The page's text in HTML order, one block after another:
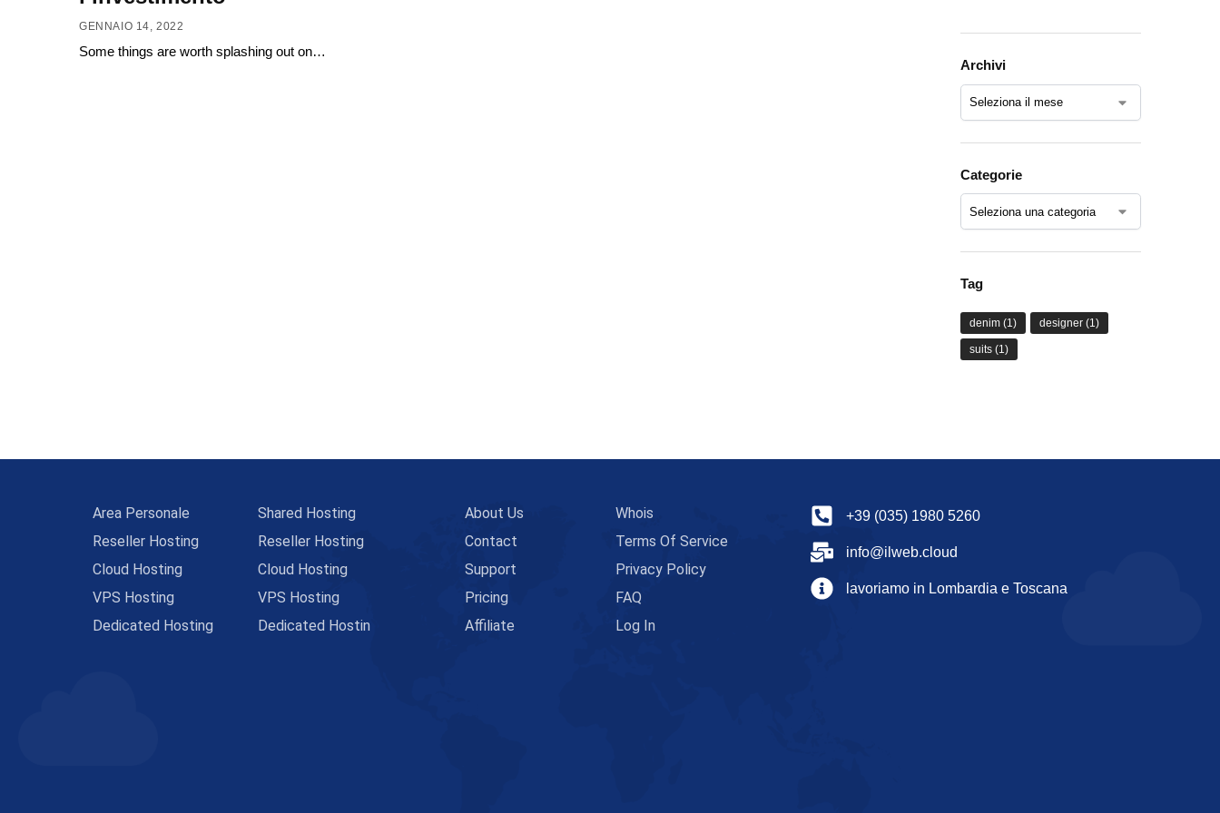
GENNAIO 14, 2022
Some things are worth splashing out on…
Archivi
Categorie
Tag
denim (1) designer (1)
suits (1)
Area Personale
Reseller Hosting
Cloud Hosting
VPS Hosting
Dedicated Hosting
Shared Hosting
Reseller Hosting
Cloud Hosting
VPS Hosting
Dedicated Hostin
About Us
Contact
Support
Pricing
Affiliate
Whois
Terms Of Service
Privacy Policy
FAQ
Log In
+39 (035) 1980 5260
info@ilweb.cloud
lavoriamo in Lombardia e Toscana